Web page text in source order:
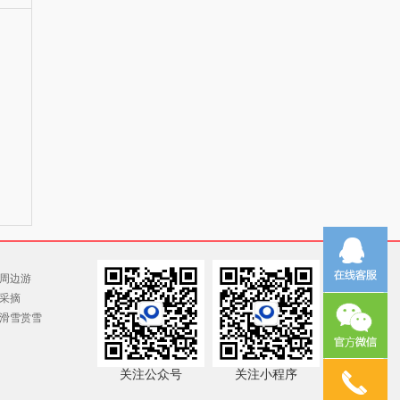
周边游
采摘
滑雪赏雪
关注公众号 关注小程序